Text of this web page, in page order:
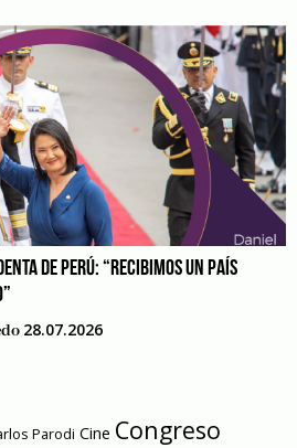
DE PERÚ: “RECIBIMOS UN PAÍS
28.07.2026
Parodi Cine Congreso